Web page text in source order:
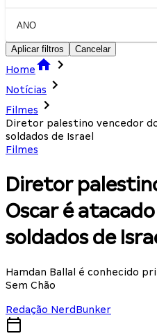
ANO
Aplicar filtros Cancelar
Home
Notícias
Filmes
Diretor palestino vencedor
soldados de Israel
Filmes
Diretor
Oscar é
soldados de
Hamdan Ballal é conhecido
Sem Chão
Redação NerdBunker